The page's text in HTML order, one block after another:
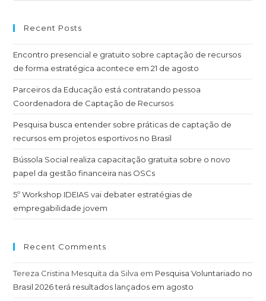
Recent Posts
Encontro presencial e gratuito sobre captação de recursos
de forma estratégica acontece em 21 de agosto
Parceiros da Educação está contratando pessoa
Coordenadora de Captação de Recursos
Pesquisa busca entender sobre práticas de captação de
recursos em projetos esportivos no Brasil
Bússola Social realiza capacitação gratuita sobre o novo
papel da gestão financeira nas OSCs
5º Workshop IDEIAS vai debater estratégias de
empregabilidade jovem
Recent Comments
Tereza Cristina Mesquita da Silva em Pesquisa Voluntariado no
Brasil 2026 terá resultados lançados em agosto